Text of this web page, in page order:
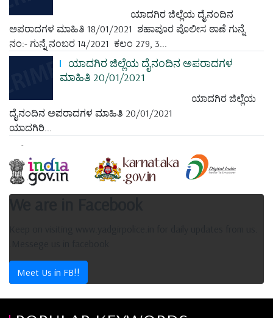
ಯಾದಗಿರ ಜಿಲ್ಲೆಯ ದೈನಂದಿನ
ಅಪರಾದಗಳ ಮಾಹಿತಿ 18/01/2021 ಶಹಾಪೂರ ಪೊಲೀಸ ಠಾಣೆ ಗುನ್ನೆ
ನಂ:- ಗುನ್ನೆ ನಂಬರ 14/2021 ಕಲಂ 279, 3...
ಯಾದಗಿರ ಜಿಲ್ಲೆಯ ದೈನಂದಿನ ಅಪರಾದಗಳ
ಮಾಹಿತಿ 20/01/2021
ಯಾದಗಿರ ಜಿಲ್ಲೆಯ
ದೈನಂದಿನ ಅಪರಾದಗಳ ಮಾಹಿತಿ 20/01/2021
ಯಾದಗಿರಿ...
Meet Us in FB!!